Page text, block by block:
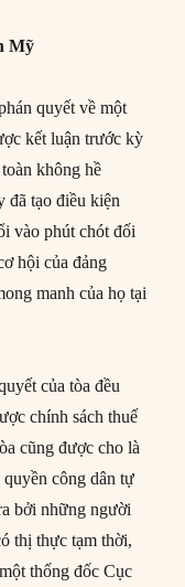
Mỹ
quyết về một
kết luận trước kỳ
không hề
đã tạo điều kiện
vào phút chót đối
hội của đảng
manh của họ tại
của tòa đều
chính sách thuế
cũng được cho là
công dân tự
bởi những người
thị thực tạm thời,
thống đốc Cục